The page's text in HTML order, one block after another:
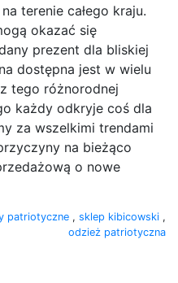
terenie całego kraju.
okazać się
prezent dla bliskiej
dostępna jest w wielu
tego różnorodnej
każdy odkryje coś dla
za wszelkimi trendami
na bieżąco
o nowe
patriotyczne , sklep kibicowski ,
odzież patriotyczna